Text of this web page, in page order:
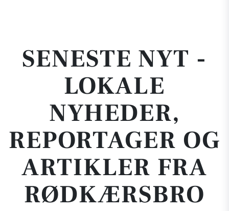
SENESTE NYT -
LOKALE
NYHEDER,
REPORTAGER OG
ARTIKLER FRA
RØDKÆRSBRO